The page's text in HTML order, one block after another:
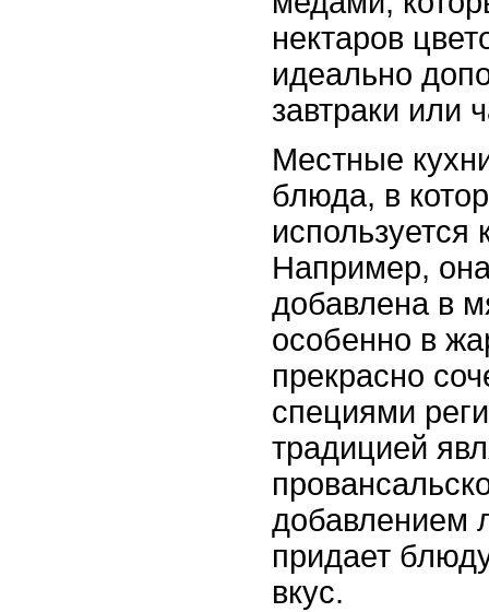
нектаров
идеально
завтраки или
Местные
блюда, в
используется
Например,
добавлена в
особенно в
прекрасно
специями
традицией
добавлением
придает
вкус.